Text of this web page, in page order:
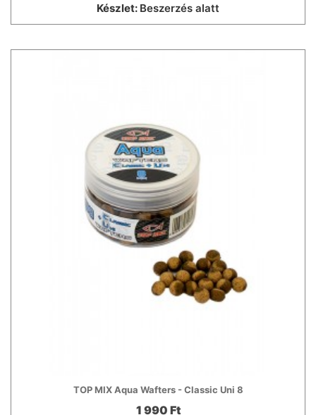
Készlet: Beszerzés alatt
TOP MIX Aqua Wafters - Classic Uni 8
1 990 Ft